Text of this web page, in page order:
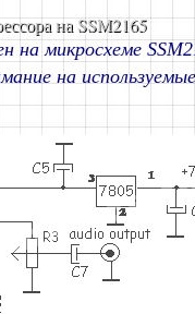
на SSM2165
на микросхеме
на